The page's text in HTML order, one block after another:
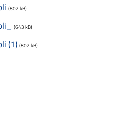
(802 kB)
(643 kB)
(1) (802 kB)